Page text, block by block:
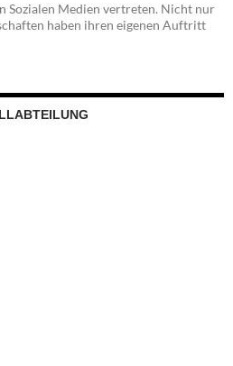
Sozialen Medien vertreten. Nicht nur
haben ihren eigenen Auftritt